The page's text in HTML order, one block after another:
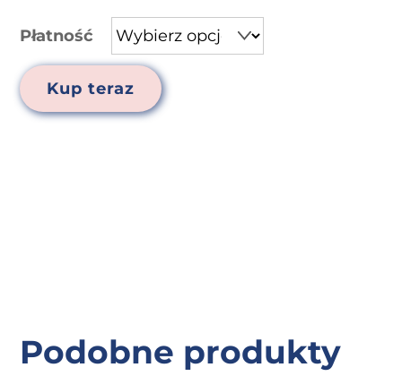
od
500,00 zł
Płatność
Kup teraz
Podobne produkty